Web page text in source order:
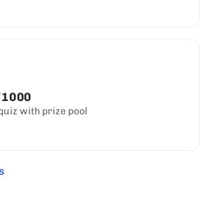
with prize pool